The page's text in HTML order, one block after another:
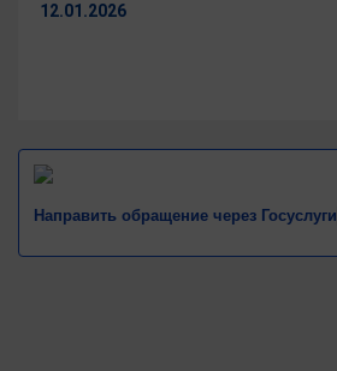
12.01.2026
Направить обращение через Госуслуги